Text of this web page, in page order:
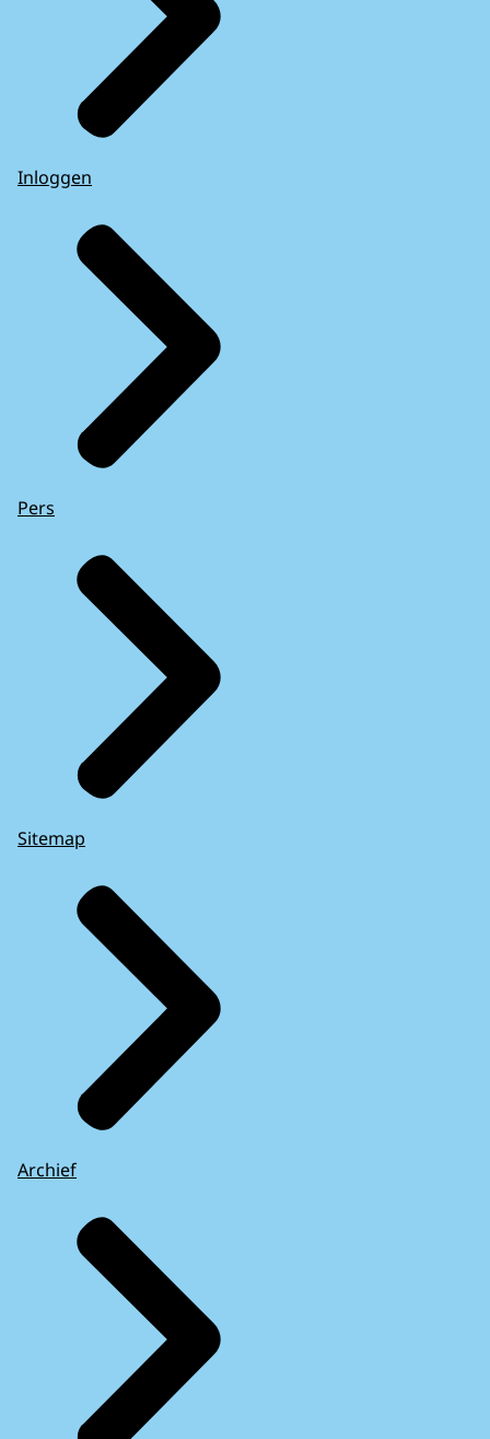
Inloggen
Pers
Sitemap
Archief